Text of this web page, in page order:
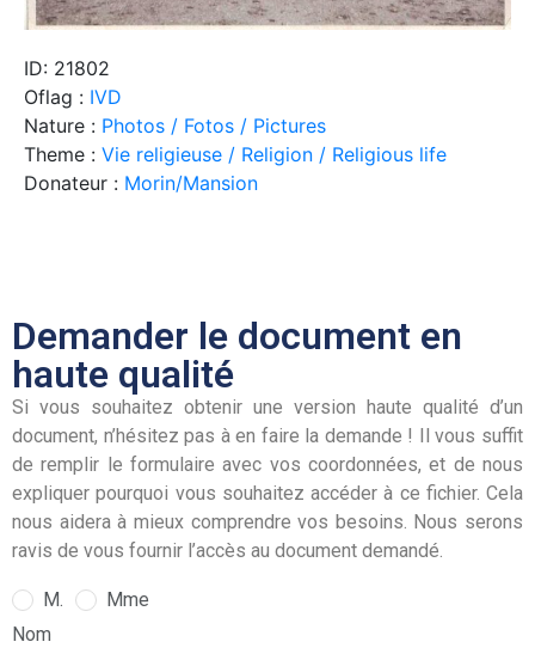
ID: 21802
Oflag : IVD
Nature : Photos / Fotos / Pictures
Theme : Vie religieuse / Religion / Religious life
Donateur : Morin/Mansion
Demander le document en
haute qualité
Si vous souhaitez obtenir une version haute qualité d’un
document, n’hésitez pas à en faire la demande ! Il vous suffit
de remplir le formulaire avec vos coordonnées, et de nous
expliquer pourquoi vous souhaitez accéder à ce fichier. Cela
nous aidera à mieux comprendre vos besoins. Nous serons
ravis de vous fournir l’accès au document demandé.
M.
Mme
Nom